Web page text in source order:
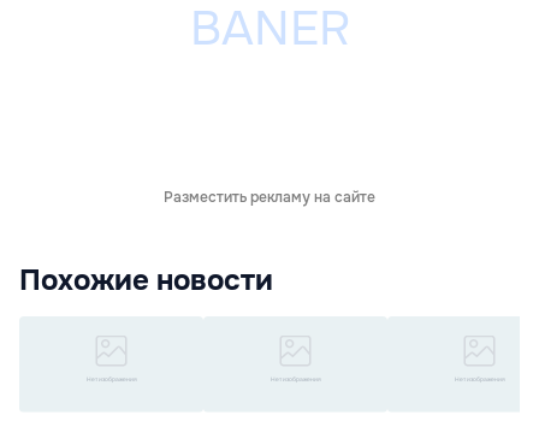
Разместить рекламу на сайте
Похожие новости